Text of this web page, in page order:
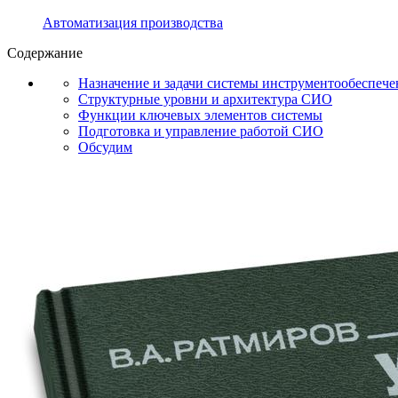
Автоматизация производства
Содержание
Назначение и задачи системы
Структурные уровни и архитектура СИО
Функции ключевых элементов системы
Подготовка и управление работой СИО
Обсудим